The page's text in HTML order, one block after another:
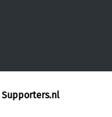
Supporters.nl